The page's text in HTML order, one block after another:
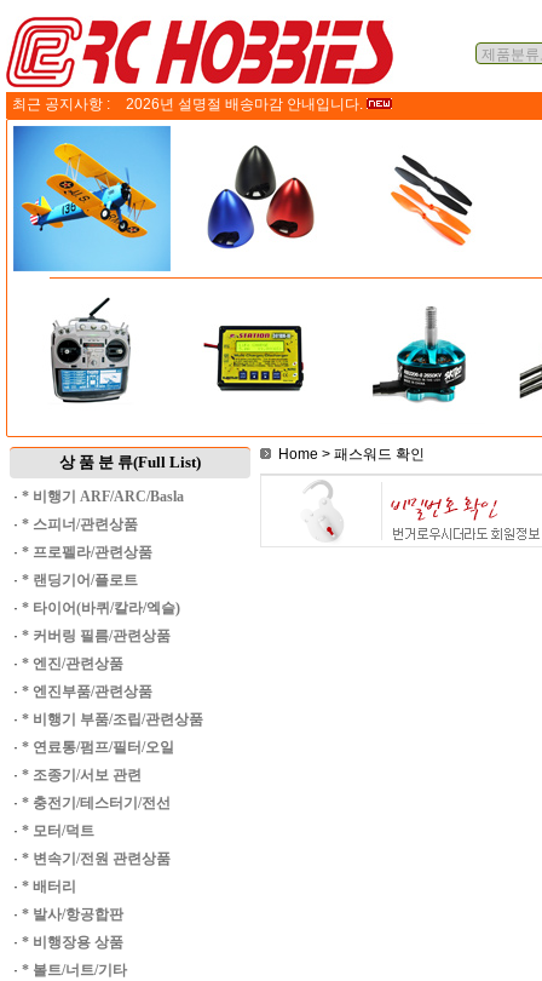
최근 공지사항 : 2026년 설명절 배송마감 안내입니다.
상 품 분 류(Full List)
· * 비행기 ARF/ARC/Basla
· * 스피너/관련상품
· * 프로펠라/관련상품
· * 랜딩기어/플로트
· * 타이어(바퀴/칼라/엑슬)
· * 커버링 필름/관련상품
· * 엔진/관련상품
· * 엔진부품/관련상품
· * 비행기 부품/조립/관련상품
· * 연료통/펌프/필터/오일
· * 조종기/서보 관련
· * 충전기/테스터기/전선
· * 모터/덕트
· * 변속기/전원 관련상품
· * 배터리
· * 발사/항공합판
· * 비행장용 상품
· * 볼트/너트/기타
Home > 패스워드 확인